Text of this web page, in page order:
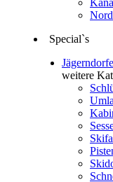
Special`s
weitere